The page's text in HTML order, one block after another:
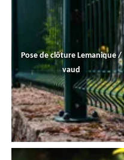
Pose de clôture Lemanique /
vaud